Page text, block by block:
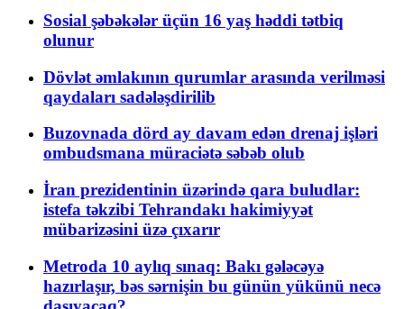
Sosial şəbəkələr üçün 16 yaş həddi tətbiq
olunur
Dövlət əmlakının qurumlar arasında verilməsi
qaydaları sadələşdirilib
Buzovnada dörd ay davam edən drenaj işləri
ombudsmana müraciətə səbəb olub
İran prezidentinin üzərində qara buludlar:
istefa təkzibi Tehrandakı hakimiyyət
mübarizəsini üzə çıxarır
Metroda 10 aylıq sınaq: Bakı gələcəyə
hazırlaşır, bəs sərnişin bu günün yükünü necə